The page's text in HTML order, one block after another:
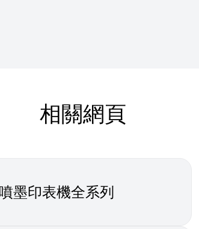
相關網頁
噴墨印表機全系列